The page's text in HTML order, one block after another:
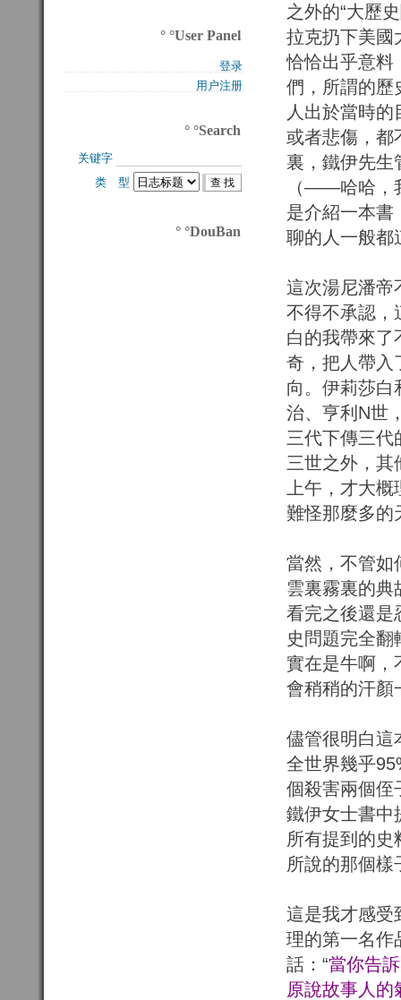
之外的“大歷
拉克扔下美國
恰恰出乎意料
們，所謂的歷
人出於當時
或者悲傷，都
裏，鐵伊先生
（——哈哈，
是介紹一本
聊的人一般都
這次湯尼潘帝
不得不承認，
白的我帶來了
奇，把人帶入
向。伊莉莎白
治、亨利N世
三代下傳三代
三世之外，其
上午，才大
難怪那麼多的
當然，不管如
雲裏霧裏的典
看完之後還是
史問題完全
實在是牛啊，
會稍稍的汗顏
儘管很明白這
全世界幾乎
個殺害兩個侄
鐵伊女士書中
所有提到的
所說的那個
這是我才感受
理的第一名作
話：“當你告
原說故事人
° °User Panel
登录
用户注册
° °Search
关键字
类 型
° °DouBan